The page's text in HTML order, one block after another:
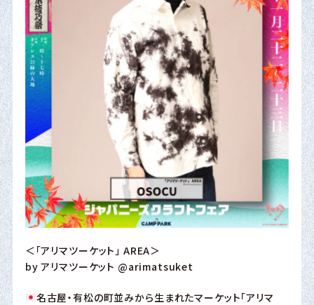
＜「アリマツーケット」 AREA＞
by アリマツーケット @arimatsuket
名古屋・有松の町並みから生まれたマーケット「アリマ